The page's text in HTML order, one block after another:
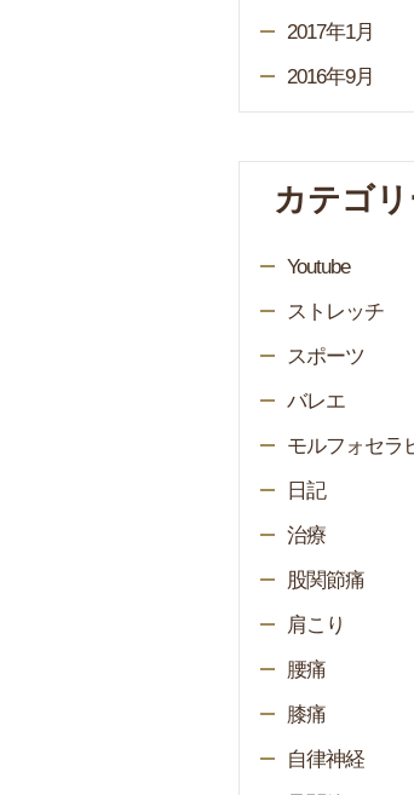
2017年1月
2016年9月
カテゴ
Youtube
ストレッチ
スポーツ
バレエ
モルフォセラ
日記
治療
股関節痛
肩こり
腰痛
膝痛
自律神経